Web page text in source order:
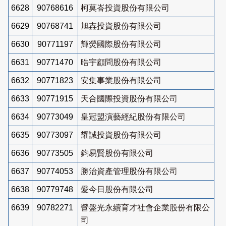
6628 90768616 柯莫峇投資股份有限公司
6629 90768741 旭壵投資股份有限公司
6630 90771197 輝熒國際股份有限公司
6631 90771470 晧宇顧問股份有限公司
6632 90771823 安集事業股份有限公司
6633 90771915 天合國際投資股份有限公司
6634 90773049 皇冠盟演藝經紀股份有限公司
6635 90773097 耀誠投資股份有限公司
6636 90773505 鈞易賢股份有限公司
6637 90774053 勝治資產管理股份有限公司
6638 90779748 愛今日股份有限公司
6639 90782271
營盤光永續育才社會企業股份有限公
司